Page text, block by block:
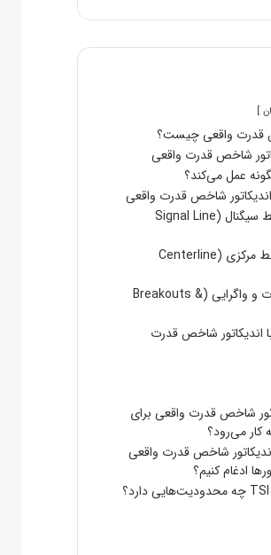
قدرت واقعی چیست؟
شاخص قدرت واقعی
اندیکاتور شاخص قدرت واقعی
۱. عبور از خط سیگنال (Signal Line
۲. عبور از خط مرکزی (Centerline
۳. بریک اوت و واگرایی (Breakouts &
اندیکاتور شاخص قدرت
شاخص قدرت واقعی برای
کار می‌رود؟
اندیکاتور شاخص قدرت واقعی
ادغام کنیم؟